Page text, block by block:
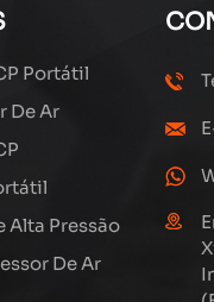
Portátil
De Ar
Alta Pressão
De Ar